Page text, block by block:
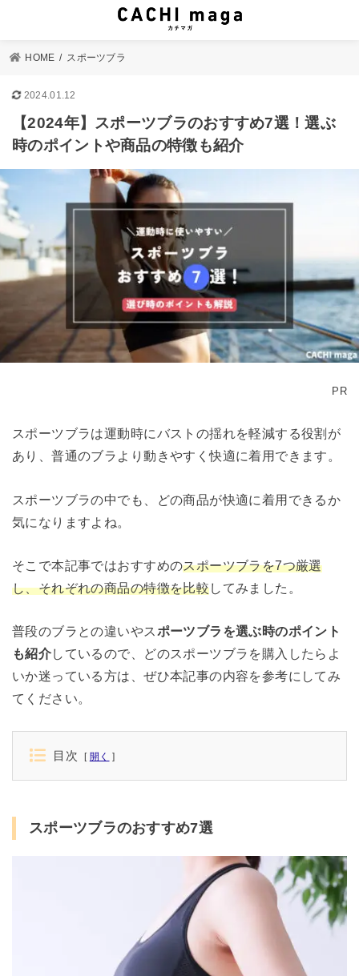
HOME スポーツブラ
2024.01.12
【2024年】スポーツブラのおすすめ7選！選ぶ
時のポイントや商品の特徴も紹介
PR
スポーツブラは運動時にバストの揺れを軽減する役割が
あり、普通のブラより動きやすく快適に着用できます。
スポーツブラの中でも、どの商品が快適に着用できるか
気になりますよね。
そこで本記事ではおすすめのスポーツブラを7つ厳選
し、それぞれの商品の特徴を比較してみました。
普段のブラとの違いやス ポーツブラを選ぶ時のポイント
も紹介しているので、どのスポーツブラを購入したらよ
いか迷っている方は、ぜひ本記事の内容を参考にしてみ
てください。
目次 開く
スポーツブラのおすすめ7選